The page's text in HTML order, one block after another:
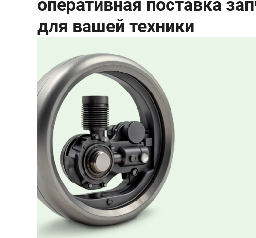
оперативная поставка
для вашей техники